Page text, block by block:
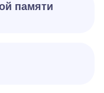
памяти